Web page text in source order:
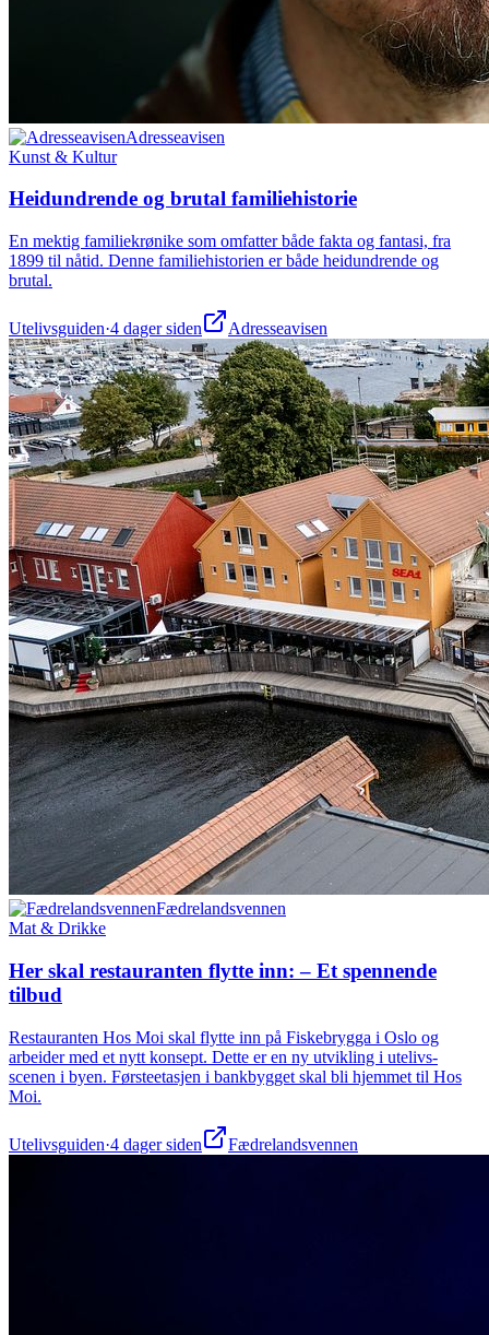
Adresseavisen
Kunst & Kultur
Heidundrende og brutal familiehistorie
En mektig familiekrønike som omfatter både fakta og fantasi, fra
1899 til nåtid. Denne familiehistorien er både heidundrende og
brutal.
Utelivsguiden·4 dager siden Adresseavisen
Fædrelandsvennen
Mat & Drikke
Her skal restau­ranten flytte inn: – Et spennende
tilbud
Restauranten Hos Moi skal flytte inn på Fiskebrygga i Oslo og
arbeider med et nytt konsept. Dette er en ny utvikling i utelivs-
scenen i byen. Førsteetasjen i bankbygget skal bli hjemmet til Hos
Moi.
Utelivsguiden·4 dager siden Fædrelandsvennen